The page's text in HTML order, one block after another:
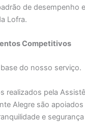
de desempenho
Lofra.
Competitivos
do nosso serviço.
realizados pela
Alegre são
e